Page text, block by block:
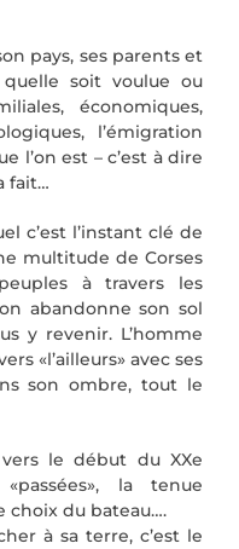
pays, ses parents et
quelle soit voulue ou
économiques,
l’émigration
l’on est – c’est à dire
fait…
c’est l’instant clé de
multitude de Corses
à travers les
abandonne son sol
y revenir. L’homme
«l’ailleurs» avec ses
son ombre, tout le
le début du XXe
la tenue
choix du bateau….
à sa terre, c’est le